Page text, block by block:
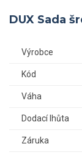
DUX Sada
Výrobce
Kód
Váha
Dodací lhůta
Záruka